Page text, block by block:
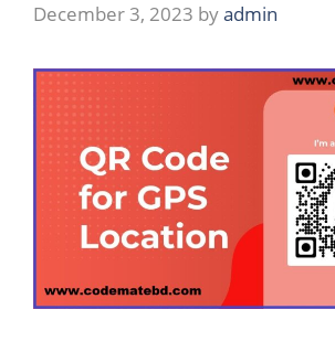
December 3, 2023 byadmin